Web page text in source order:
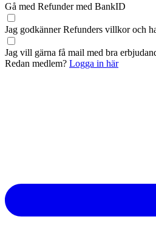
Gå med Refunder med BankID
Jag godkänner Refunders villkoroch
Jag vill gärna få mail med bra
Redan medlem? Logga in här